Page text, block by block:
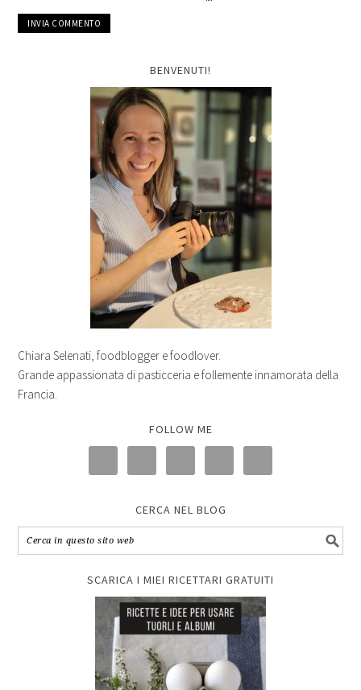
BENVENUTI!
Chiara Selenati, foodblogger e foodlover.
Grande appassionata di pasticceria e follemente innamorata della
Francia.
FOLLOW ME
CERCA NEL BLOG
SCARICA I MIEI RICETTARI GRATUITI